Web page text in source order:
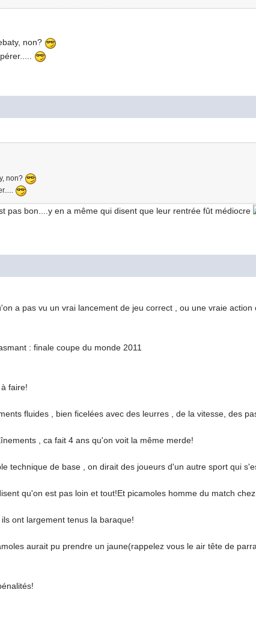
non?
non?
pas bon....y en a même qui disent que leur rentrée fût médiocre
a pas vu un vrai lancement de jeu correct , ou une vraie
: finale coupe du monde 2011
faire!
fluides , bien ficelées avec des leurres , de la vitesse, des
, ca fait 4 ans qu'on voit la même merde!
technique de base , on dirait des joueurs d'un autre sport qui
qu'on est pas loin et tout!Et picamoles homme du match
ont largement tenus la baraque!
aurait pu prendre un jaune(rappelez vous le air tête de